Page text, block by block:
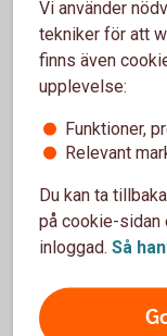
normalt
registreras hos
Om du vill
så kan du göra
Släp- och
Vi använder
tekniker för att
finns även
upplevelse:
Funktioner,
Relevant
Du kan ta
på cookie-sidan
inloggad. Så